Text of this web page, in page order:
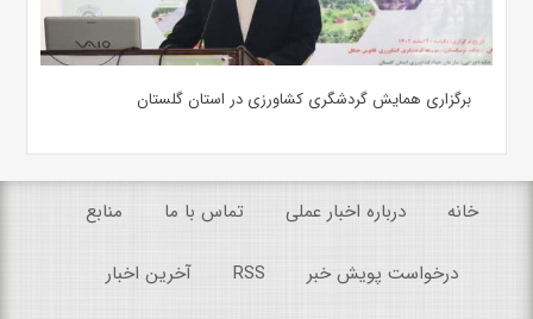
برگزاری همایش گردشگری کشاورزی در استان گلستان
خانه درباره اخبار عملی تماس با ما منابع
درخواست پویش خبر RSS آخرین اخبار